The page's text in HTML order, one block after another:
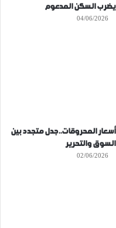
يضرب السكن المدعوم
04/06/2026
أسعار المحروقات..جدل متجدد بين
السوق والتحرير
02/06/2026